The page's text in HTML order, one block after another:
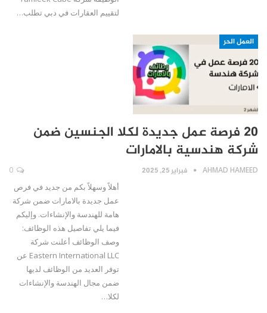
لتقييم العقارات في دبي تطلب…
العمل الحر
20 فرصة عمل جديدة لكلا الجنسين ضمن
شركة هندسية بالامارات
AHMAD HAMEED فبراير 25, 2025
أهلاً وسهلاً بكم من جديد في فرص
عمل جديدة بالامارات ضمن شركة
هامة للهندسة والإنشاءات. وإليكم
فيما يلي تفاصيل هذه الوظائف:
وصف الوظائف أعلنت شركة
Eastern International LLC عن
توفر العديد من الوظائف لديها
ضمن مجال الهندسة والإنشاءات
لكلا…